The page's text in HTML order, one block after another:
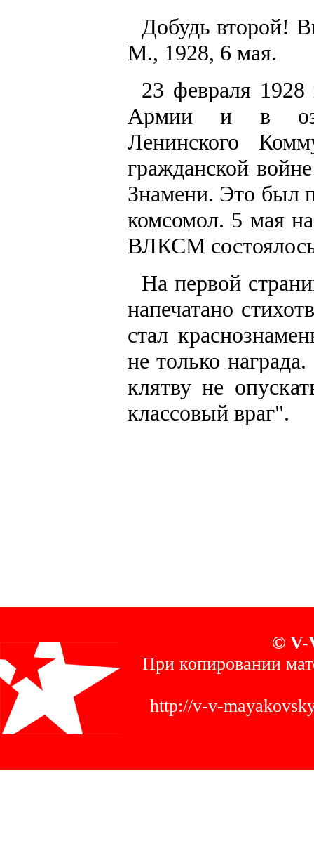
Добудь второй!
М., 1928, 6 мая.
23 февраля 1928
Армии и в
Ленинского
гражданской
Знамени. Это был
комсомол. 5 мая
ВЛКСМ
На первой
напечатано
стал
не только
клятву не
классовый враг".
© V-
При копировании
http://v-v-